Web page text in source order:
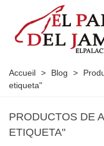
Accueil > Blog >
etiqueta"
PRODUCTOS DE
ETIQUETA"